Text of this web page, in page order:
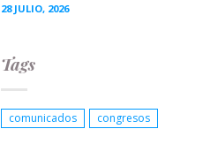
28 JULIO, 2026
Tags
comunicados congresos